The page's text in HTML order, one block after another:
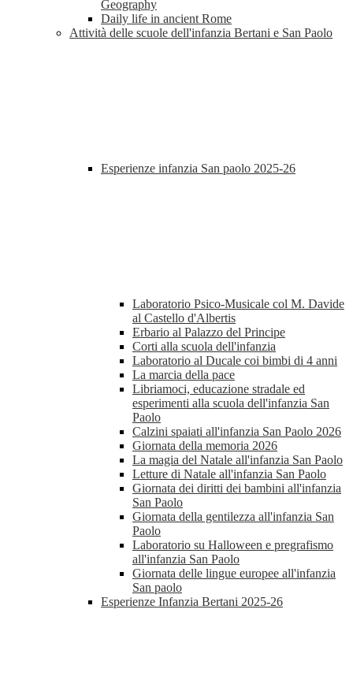
Geography
Daily life in ancient Rome
Attività delle scuole dell'infanzia Bertani e San Paolo
Esperienze infanzia San paolo 2025-26
Laboratorio Psico-Musicale col M. Davide
al Castello d'Albertis
Erbario al Palazzo del Principe
Corti alla scuola dell'infanzia
Laboratorio al Ducale coi bimbi di 4 anni
La marcia della pace
Libriamoci, educazione stradale ed
esperimenti alla scuola dell'infanzia San
Paolo
Calzini spaiati all'infanzia San Paolo 2026
Giornata della memoria 2026
La magia del Natale all'infanzia San Paolo
Letture di Natale all'infanzia San Paolo
Giornata dei diritti dei bambini all'infanzia
San Paolo
Giornata della gentilezza all'infanzia San
Paolo
Laboratorio su Halloween e pregrafismo
all'infanzia San Paolo
Giornata delle lingue europee all'infanzia
San paolo
Esperienze Infanzia Bertani 2025-26